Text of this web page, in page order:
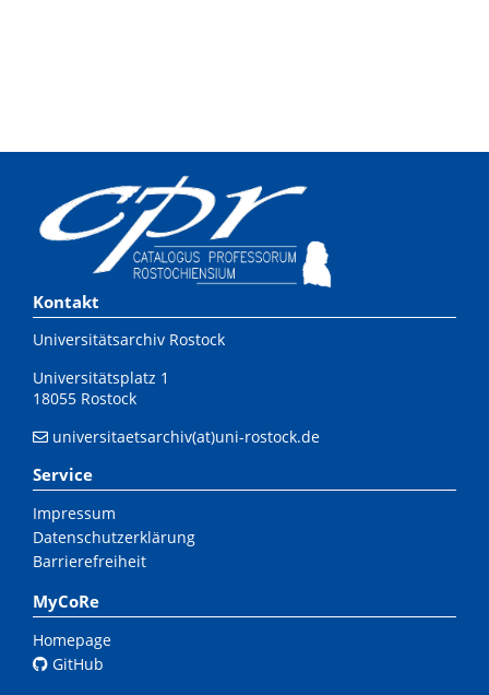
Kontakt
Universitätsarchiv Rostock
Universitätsplatz 1
18055 Rostock
universitaetsarchiv(at)uni-rostock.de
Service
Impressum
Datenschutzerklärung
Barrierefreiheit
MyCoRe
Homepage
GitHub